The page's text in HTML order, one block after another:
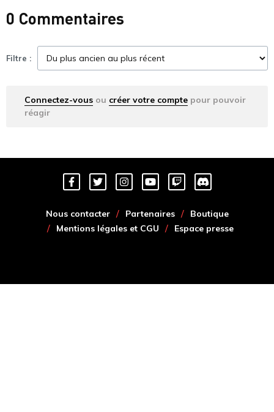
0 Commentaires
Filtre :
Connectez-vous ou créer votre compte pour pouvoir
réagir
Nous contacter Partenaires
Boutique
Mentions légales et CGU
Espace presse